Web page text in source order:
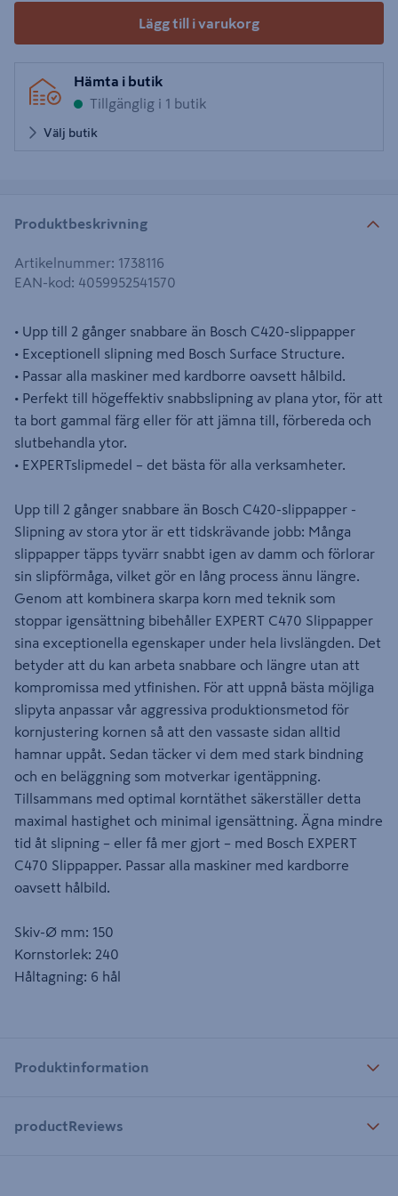
Lägg till i varukorg
Hämta i butik
Tillgänglig i 1 butik
Välj butik
Produktbeskrivning
Artikelnummer: 1738116
EAN-kod: 4059952541570
• Upp till 2 gånger snabbare än Bosch C420-slippapper
• Exceptionell slipning med Bosch Surface Structure.
• Passar alla maskiner med kardborre oavsett hålbild.
• Perfekt till högeffektiv snabbslipning av plana ytor, för att
ta bort gammal färg eller för att jämna till, förbereda och
slutbehandla ytor.
• EXPERTslipmedel – det bästa för alla verksamheter.
Upp till 2 gånger snabbare än Bosch C420-slippapper -
Slipning av stora ytor är ett tidskrävande jobb: Många
slippapper täpps tyvärr snabbt igen av damm och förlorar
sin slipförmåga, vilket gör en lång process ännu längre.
Genom att kombinera skarpa korn med teknik som
stoppar igensättning bibehåller EXPERT C470 Slippapper
sina exceptionella egenskaper under hela livslängden. Det
betyder att du kan arbeta snabbare och längre utan att
kompromissa med ytfinishen. För att uppnå bästa möjliga
slipyta anpassar vår aggressiva produktionsmetod för
kornjustering kornen så att den vassaste sidan alltid
hamnar uppåt. Sedan täcker vi dem med stark bindning
och en beläggning som motverkar igentäppning.
Tillsammans med optimal korntäthet säkerställer detta
maximal hastighet och minimal igensättning. Ägna mindre
tid åt slipning – eller få mer gjort – med Bosch EXPERT
C470 Slippapper. Passar alla maskiner med kardborre
oavsett hålbild.
Skiv-Ø mm: 150
Kornstorlek: 240
Håltagning: 6 hål
Produktinformation
productReviews